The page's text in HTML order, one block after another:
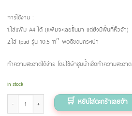
การใช้งาน :
1.ใส่แฟ้ม A4 ได้ (แฟ้มจะเลยขึ้นมา แต่ยังมีพื้นที่หิ้วจ้า)
2.ใส่ Ipad รุ่น 10.5-11″ พอดีขอบกระเป๋า
ทำความสะอาดได้ง่าย โดยใช้ผ้าชุบน้ำเช็ดทำความสะอาด
In stock
กระเป๋าขนาดมินิ (ไซส์ S) ลาย Fluffy party quantity